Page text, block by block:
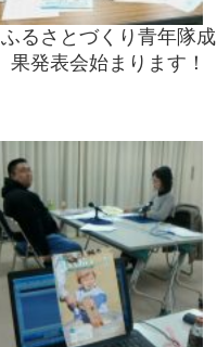
ふるさとづくり青年隊成
果発表会始まります！